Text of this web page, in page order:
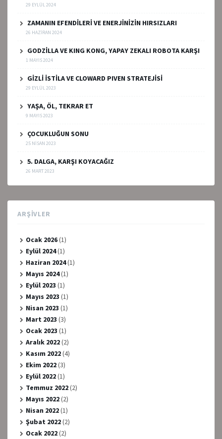
29 EYLÜL 2024
ZAMANIN EFENDİLERİ VE ENERJİNİZİN HIRSIZLARI
26 HAZIRAN 2024
GODZİLLA VE KING KONG, YAPAY ZEKALI ROBOTA KARŞI
1 MAYIS 2024
GİZLİ İSTİLA VE CLOWARD PIVEN STRATEJİSİ
29 EYLÜL 2023
YAŞA, ÖL, TEKRAR ET
9 MAYIS 2023
ÇOCUKLUĞUN SONU
25 NISAN 2023
5. DALGA, KARŞI KOYACAĞIZ
26 MART 2023
ARŞIVLER
Ocak 2026(1)
Eylül 2024(1)
Haziran 2024(1)
Mayıs 2024(1)
Eylül 2023 (1)
Mayıs 2023 (1)
Nisan 2023 (1)
Mart 2023 (3)
Ocak 2023 (1)
Aralık 2022(2)
Kasım 2022(4)
Ekim 2022(3)
Eylül 2022(1)
Temmuz 2022(2)
Mayıs 2022(2)
Nisan 2022(1)
Şubat 2022(2)
Ocak 2022(2)